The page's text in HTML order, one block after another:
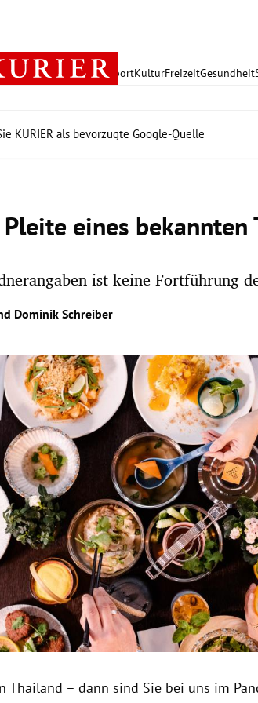
PolitikWirtschaft SportKulturFreizeitGesundheit
KURIER als bevorzugte Google-Quelle
eines bekannten
ist keine Fortführung
Dominik Schreiber
öffnen/schließen
Thailand – dann sind Sie bei uns im